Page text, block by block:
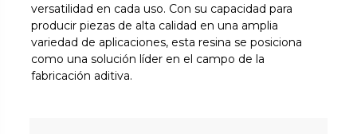
versatilidad en cada uso. Con su capacidad para
producir piezas de alta calidad en una amplia
variedad de aplicaciones, esta resina se posiciona
como una solución líder en el campo de la
fabricación aditiva.